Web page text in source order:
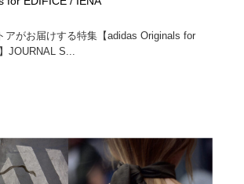
アがお届けする特集【adidas Originals for
JOURNAL S...